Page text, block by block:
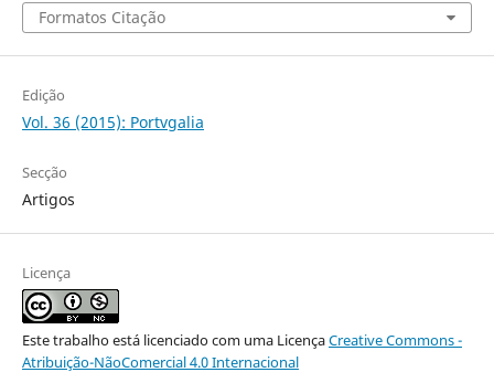
Formatos Citação
Edição
Vol. 36 (2015): Portvgalia
Secção
Artigos
Licença
Este trabalho está licenciado com uma LicençaCreative Commons -
Atribuição-NãoComercial 4.0 Internacional